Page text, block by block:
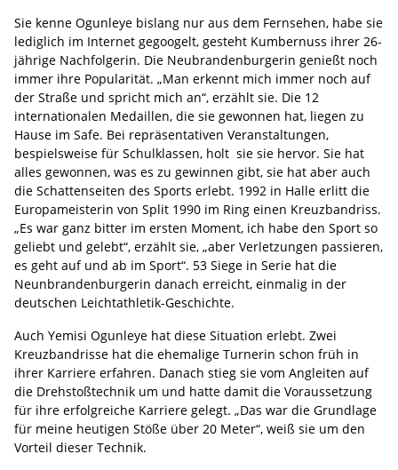
Sie kenne Ogunleye bislang nur aus dem Fernsehen, habe sie
lediglich im Internet gegoogelt, gesteht Kumbernuss ihrer 26-
jährige Nachfolgerin. Die Neubrandenburgerin genießt noch
immer ihre Popularität. „Man erkennt mich immer noch auf
der Straße und spricht mich an“, erzählt sie. Die 12
internationalen Medaillen, die sie gewonnen hat, liegen zu
Hause im Safe. Bei repräsentativen Veranstaltungen,
bespielsweise für Schulklassen, holt sie sie hervor. Sie hat
alles gewonnen, was es zu gewinnen gibt, sie hat aber auch
die Schattenseiten des Sports erlebt. 1992 in Halle erlitt die
Europameisterin von Split 1990 im Ring einen Kreuzbandriss.
„Es war ganz bitter im ersten Moment, ich habe den Sport so
geliebt und gelebt“, erzählt sie, „aber Verletzungen passieren,
es geht auf und ab im Sport“. 53 Siege in Serie hat die
Neunbrandenburgerin danach erreicht, einmalig in der
deutschen Leichtathletik-Geschichte.
Auch Yemisi Ogunleye hat diese Situation erlebt. Zwei
Kreuzbandrisse hat die ehemalige Turnerin schon früh in
ihrer Karriere erfahren. Danach stieg sie vom Angleiten auf
die Drehstoßtechnik um und hatte damit die Voraussetzung
für ihre erfolgreiche Karriere gelegt. „Das war die Grundlage
für meine heutigen Stöße über 20 Meter“, weiß sie um den
Vorteil dieser Technik.